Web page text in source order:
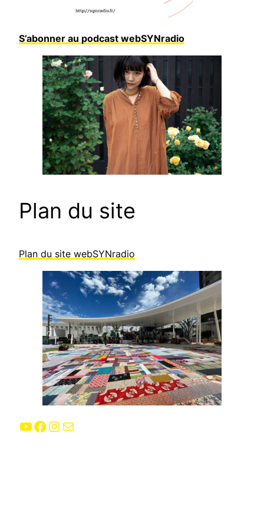
S’abonner au podcast webSYNradio
Plan du site
Plan du site webSYNradio
YouTube Facebook Instagram E-mail